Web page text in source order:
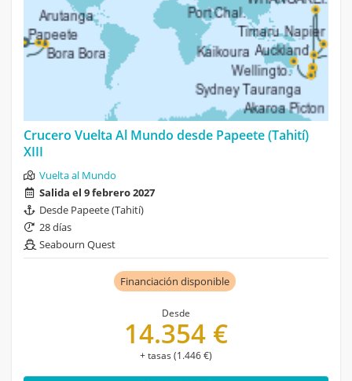
Crucero Vuelta Al Mundo desde Papeete (Tahití)
XIII
Vuelta al Mundo
Salida el 9 febrero 2027
Desde Papeete (Tahití)
28 días
Seabourn Quest
Financiación disponible
Desde
14.354 €
+ tasas (1.446 €)